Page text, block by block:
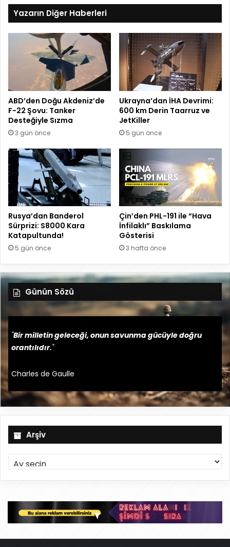
Yazarın Diğer Haberleri
ABD’den Doğu Akdeniz’de
F-22 Şovu: Tanker
Desteğiyle Sızma
3 gün önce
Ukrayna’dan İHA Devrimi:
600 km Derin Taarruz ve
JetKiller
5 gün önce
Rusya’dan Banderol
Sürprizi: S8000 Kara
Katapultunda!
5 gün önce
Çin’den PHL-191 ile “Hava
İnfilaklı” Baskılama
Gösterisi
3 hafta önce
Günün Sözü
"Bir milletin geleceği, onun savunma gücüyle doğru
orantılıdır."
Charles de Gaulle
Arşiv
r
ş
v